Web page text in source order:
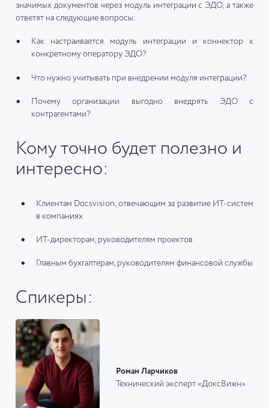
значимых документов через модуль интеграции с ЭДО, а также
ответят на следующие вопросы:
Как настраивается модуль интеграции и коннектор к
конкретному оператору ЭДО?
Что нужно учитывать при внедрении модуля интеграции?
Почему организации выгодно внедрять ЭДО с
контрагентами?
Кому точно будет полезно и
интересно:
Клиентам Docsvision, отвечающим за развитие ИТ-систем
в компаниях
ИТ-директорам, руководителям проектов
Главным бухгалтерам, руководителям финансовой службы
Спикеры:
Роман Ларчиков
Технический эксперт «ДоксВижн»